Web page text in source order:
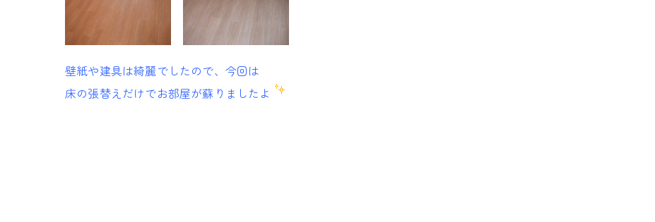
壁紙や建具は綺麗でしたので、今回は
床の張替えだけでお部屋が蘇りましたよ